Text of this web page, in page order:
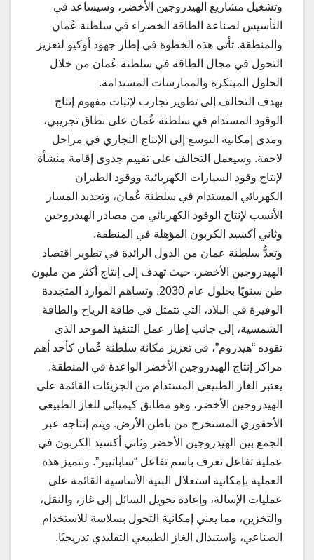
وتشغيل مشاريع الهيدروجين الأخضر، وسيساعد في
التأسيس لصناعة الطاقة الخضراء في سلطنة عُمان
والمنطقة. تأتي هذه الخطوة في إطار جهود أوكيو لتعزيز
التحول في مجال الطاقة في سلطنة عُمان من خلال
الحلول المبتكرة والممارسات المستدامة.
يهدف التحالف إلى تطوير تجارب لإثبات مفهوم إنتاج
الوقود المستدام في سلطنة عُمان على نطاق تجريبي،
ومدى إمكانية التوسع إلى الإنتاج التجاري في مراحل
لاحقة. وسيعمل التحالف على تقييم جدوى إقامة منشأة
لإنتاج وقود السيارات الكهربائية ووقود الطيران
الكهربائي المستدام في سلطنة عُمان، وتحديد المسار
الأنسب لإنتاج الوقود الكهربائي من مصادر الهيدروجين
وثاني أكسيد الكربون المؤهلة في المنطقة.
وتعدُّ سلطنة عمان من الدول الرائدة في تطوير اقتصاد
الهيدروجين الأخضر، حيث تهدف إلى إنتاج أكثر من مليون
طن سنويًا بحلول عام 2030. وتساهم الموارد المتجددة
الوفيرة في البلاد، التي تتمثل في طاقة الرياح والطاقة
الشمسية، إلى جانب إطار عمل التنفيذ الموحد الذي
تقوده “هيدروم”، في تعزيز مكانة سلطنة عُمان كأحد أهم
مراكز إنتاج الهيدروجين الأخضر الواعدة في المنطقة.
يعتبر الغاز الطبيعي المستدام من الجزيئات القائمة على
الهيدروجين الأخضر، وهو مطابق كيميائي للغاز الطبيعي
الأحفوري المستخرج من باطن الأرض. ويتم إنتاجه عبر
الجمع بين الهيدروجين الأخضر وثاني أكسيد الكربون في
عملية تفاعل تعرف باسم تفاعل “ساباتيير”. وتتميز هذه
العملية بإمكانية استغلال البنية الأساسية القائمة على
عمليات الإسالة، وإعادة تحويل السائل إلى غاز، والنقل،
والتخزين، مما يعني إمكانية التحول بسلاسة للاستخدام
الصناعي، واستبدال الغاز الطبيعي التقليدي تدريجيًا.